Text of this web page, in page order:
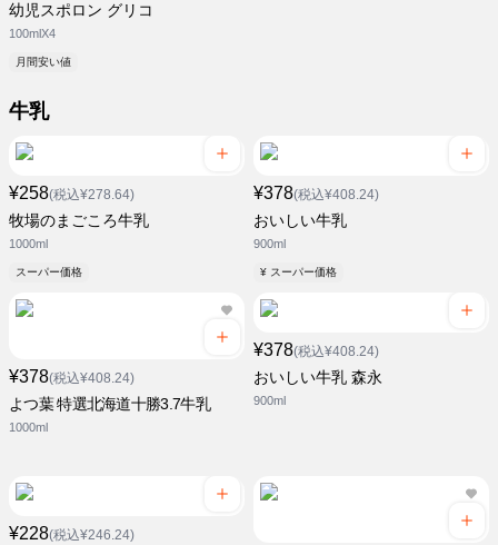
幼児スポロン グリコ
100mlX4
月間安い値
牛乳
¥258(税込¥278.64)
牧場のまごころ牛乳
1000ml
スーパー価格
¥378(税込¥408.24)
おいしい牛乳
900ml
¥ スーパー価格
¥378(税込¥408.24)
よつ葉 特選北海道十勝3.7牛乳
1000ml
¥378(税込¥408.24)
おいしい牛乳 森永
900ml
¥228(税込¥246.24)